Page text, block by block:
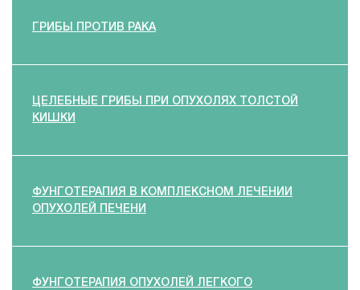
ГРИБЫ ПРОТИВ РАКА
ЦЕЛЕБНЫЕ ГРИБЫ ПРИ ОПУХОЛЯХ ТОЛСТОЙ
КИШКИ
ФУНГОТЕРАПИЯ В КОМПЛЕКСНОМ ЛЕЧЕНИИ
ОПУХОЛЕЙ ПЕЧЕНИ
ФУНГОТЕРАПИЯ ОПУХОЛЕЙ ЛЕГКОГО